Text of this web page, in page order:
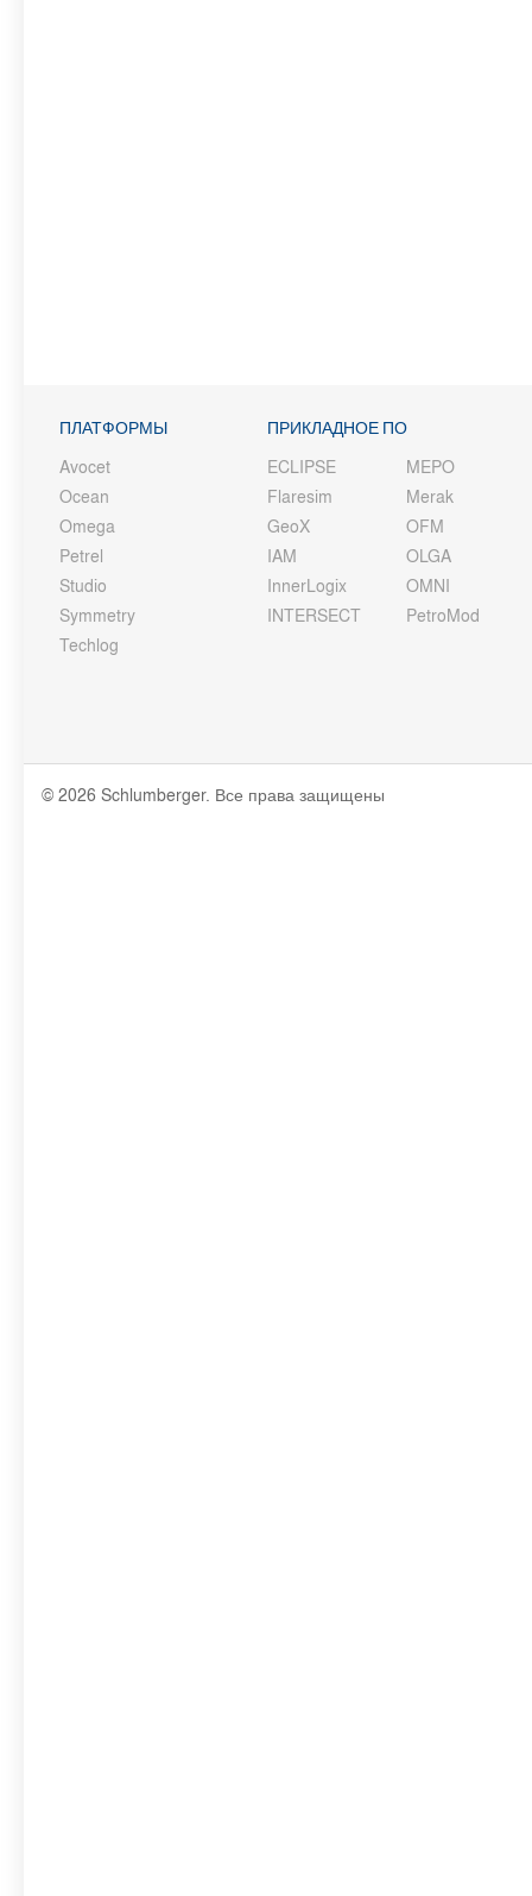
ПЛАТФОРМЫ
Avocet
Ocean
Omega
Petrel
Studio
Symmetry
Techlog
ПРИКЛАДНОЕ ПО
ECLIPSE
Flaresim
GeoX
IAM
InnerLogix
INTERSECT
MEPO
Merak
OFM
OLGA
OMNI
PetroMod
© 2026 Schlumberger. Все права защищены